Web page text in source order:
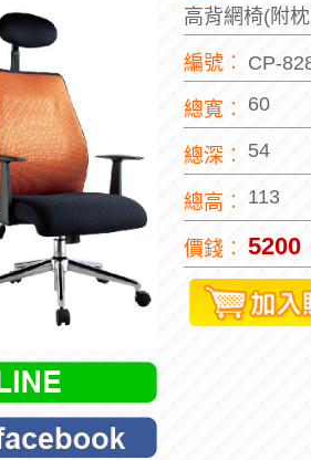
高背網椅(附
編號︰ CP-
總寬︰ 60
總深︰ 54
總高︰ 113
價錢︰ 5200